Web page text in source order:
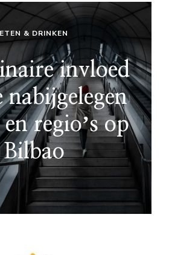
ETEN & DRINKEN
invloed
nabijgelegen
en regioʼs op
Bilbao